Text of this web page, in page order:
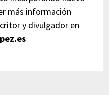
más información
y divulgador en